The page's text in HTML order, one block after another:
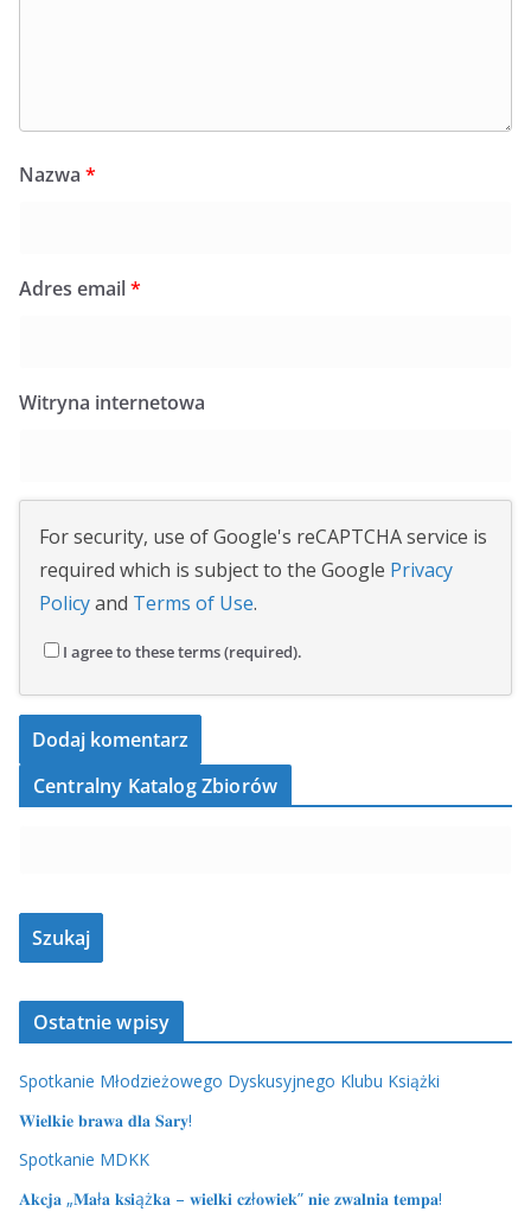
Nazwa *
Adres email*
Witryna internetowa
For security, use of Google's reCAPTCHA service is
required which is subject to the Google Privacy
Policyand Terms of Use.
I agree to these terms (required).
Centralny Katalog Zbiorów
Ostatnie wpisy
Spotkanie Młodzieżowego Dyskusyjnego Klubu Książki
𝐖𝐢𝐞𝐥𝐤𝐢𝐞 𝐛𝐫𝐚𝐰𝐚 𝐝𝐥𝐚 𝐒𝐚𝐫𝐲!
Spotkanie MDKK
𝐀𝐤𝐜𝐣𝐚 „𝐌𝐚ł𝐚 𝐤𝐬𝐢ąż𝐤𝐚 – 𝐰𝐢𝐞𝐥𝐤𝐢 𝐜𝐳ł𝐨𝐰𝐢𝐞𝐤” 𝐧𝐢𝐞 𝐳𝐰𝐚𝐥𝐧𝐢𝐚 𝐭𝐞𝐦𝐩𝐚!